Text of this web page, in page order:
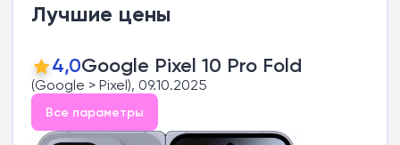
Лучшие цены
4,0Google Pixel 10 Pro Fold
(Google > Pixel), 09.10.2025
Все параметры